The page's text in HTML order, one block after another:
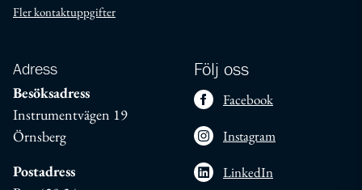
Fler kontaktuppgifter
Adress
Besöksadress
Instrumentvägen 19
Örnsberg
Postadress
Följ oss
Facebook
Instagram
LinkedIn